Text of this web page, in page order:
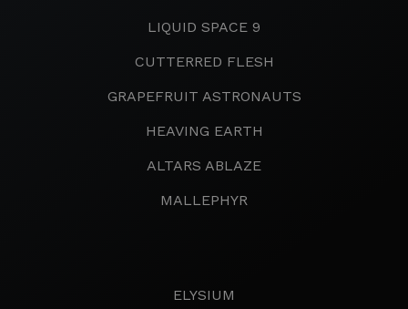
LIQUID SPACE 9
CUTTERRED FLESH
GRAPEFRUIT ASTRONAUTS
HEAVING EARTH
ALTARS ABLAZE
MALLEPHYR
ELYSIUM